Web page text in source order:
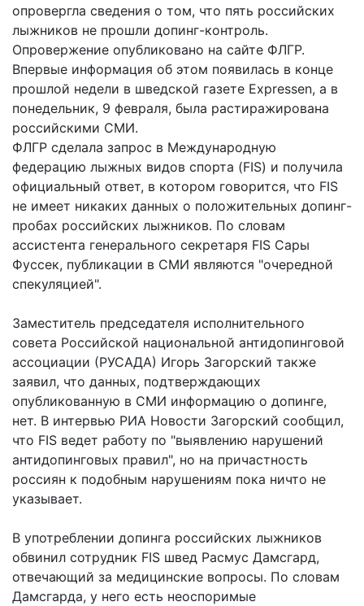
опровергла сведения о том, что пять российских
лыжников не прошли допинг-контроль.
Опровержение опубликовано на сайте ФЛГР.
Впервые информация об этом появилась в конце
прошлой недели в шведской газете Expressen, а в
понедельник, 9 февраля, была растиражирована
российскими СМИ.
ФЛГР сделала запрос в Международную
федерацию лыжных видов спорта (FIS) и получила
официальный ответ, в котором говорится, что FIS
не имеет никаких данных о положительных допинг-
пробах российских лыжников. По словам
ассистента генерального секретаря FIS Сары
Фуссек, публикации в СМИ являются "очередной
спекуляцией".
Заместитель председателя исполнительного
совета Российской национальной антидопинговой
ассоциации (РУСАДА) Игорь Загорский также
заявил, что данных, подтверждающих
опубликованную в СМИ информацию о допинге,
нет. В интервью РИА Новости Загорский сообщил,
что FIS ведет работу по "выявлению нарушений
антидопинговых правил", но на причастность
россиян к подобным нарушениям пока ничто не
указывает.
В употреблении допинга российских лыжников
обвинил сотрудник FIS швед Расмус Дамсгард,
отвечающий за медицинские вопросы. По словам
Дамсгарда, у него есть неоспоримые